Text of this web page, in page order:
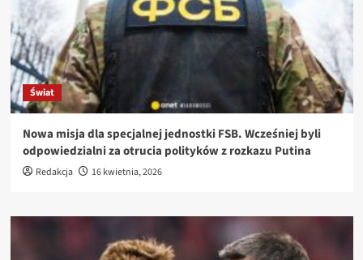
Świat
Nowa misja dla specjalnej jednostki FSB. Wcześniej byli
odpowiedzialni za otrucia polityków z rozkazu Putina
Redakcja 16 kwietnia, 2026